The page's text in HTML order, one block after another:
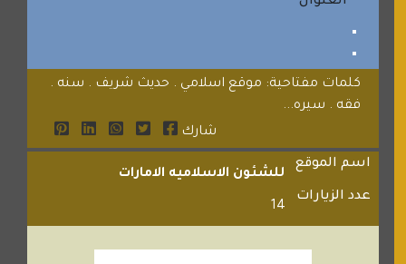
كلمات مفتاحية: موقع اسلامي . حديث شريف . سنه .
فقه . سيره...
شارك
اسم الموقع
للشئون الاسلاميه الامارات
عدد الزيارات
14